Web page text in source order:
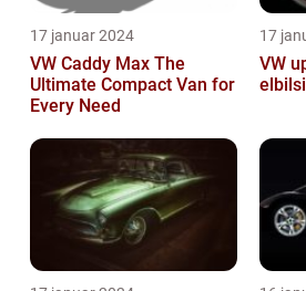
17 januar 2024
VW Caddy Max The
Ultimate Compact Van for
Every Need
17
VW